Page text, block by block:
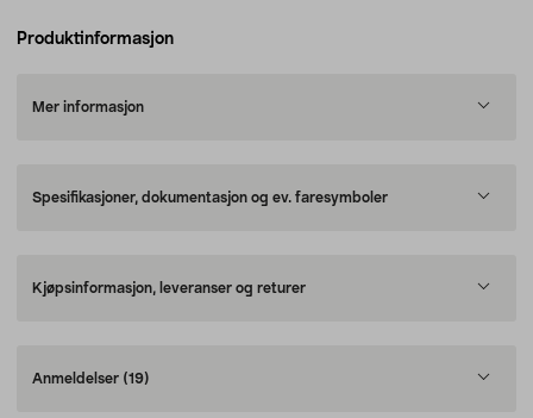
Produktinformasjon
Mer informasjon
Spesifikasjoner, dokumentasjon og ev. faresymboler
Kjøpsinformasjon, leveranser og returer
Anmeldelser (19)